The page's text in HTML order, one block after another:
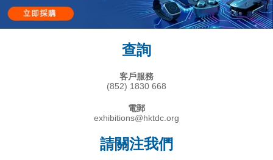
查詢
客戶服務
(852) 1830 668
電郵
exhibitions@hktdc.org
請關注我們